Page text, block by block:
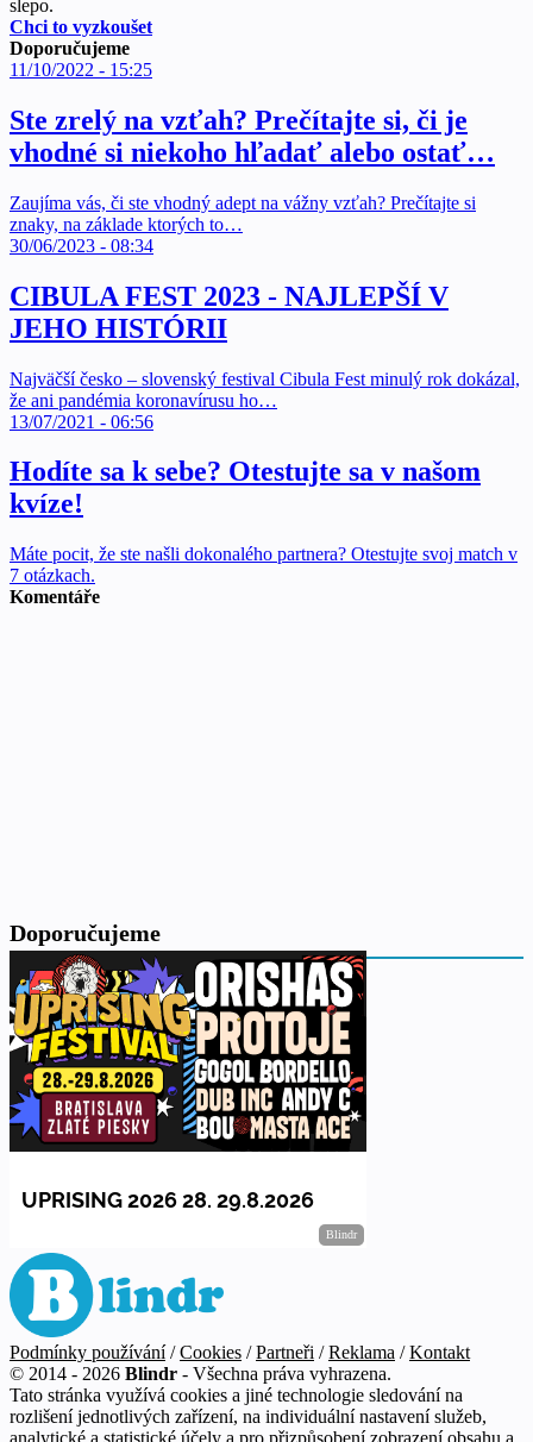
slepo.
Chci to vyzkoušet
Doporučujeme
11/10/2022 - 15:25
Ste zrelý na vzťah? Prečítajte si, či je
vhodné si niekoho hľadať alebo ostať…
Zaujíma vás, či ste vhodný adept na vážny vzťah? Prečítajte si
znaky, na základe ktorých to…
30/06/2023 - 08:34
CIBULA FEST 2023 - NAJLEPŠÍ V
JEHO HISTÓRII
Najväčší česko – slovenský festival Cibula Fest minulý rok dokázal,
že ani pandémia koronavírusu ho…
13/07/2021 - 06:56
Hodíte sa k sebe? Otestujte sa v našom
kvíze!
Máte pocit, že ste našli dokonalého partnera? Otestujte svoj match v
7 otázkach.
Komentáře
Doporučujeme
Podmínky používání / Cookies / Partneři / Reklama / Kontakt
© 2014 - 2026 Blindr - Všechna práva vyhrazena.
Tato stránka využívá cookies a jiné technologie sledování na
rozlišení jednotlivých zařízení, na individuální nastavení služeb,